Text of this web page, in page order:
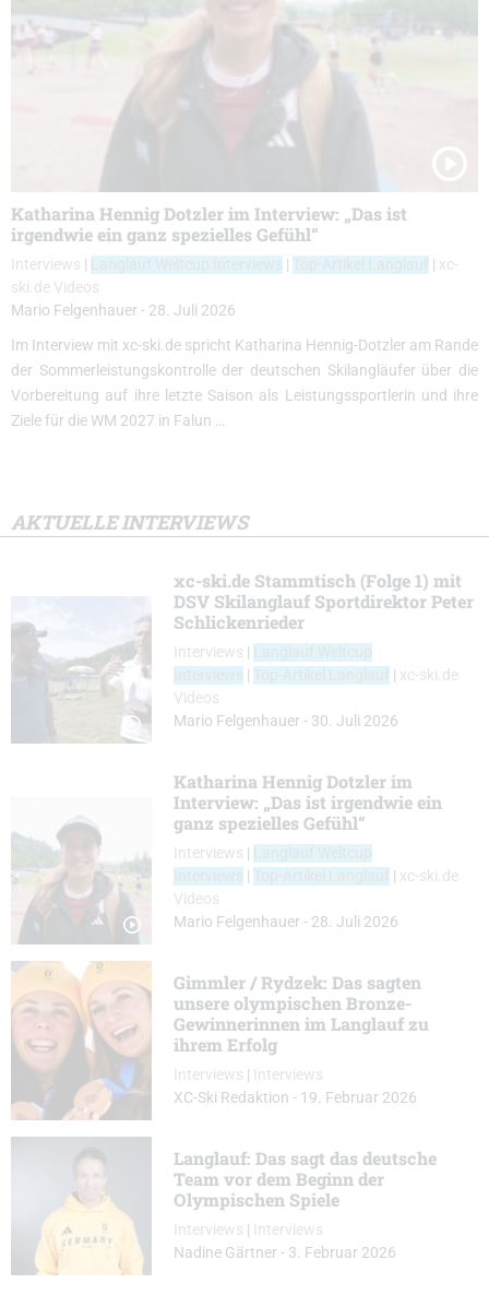
Katharina Hennig Dotzler im Interview: „Das ist
irgendwie ein ganz spezielles Gefühl“
Interviews | | | xc-
ski.de Videos
Mario Felgenhauer - 28. Juli 2026
Im Interview mit xc-ski.de spricht Katharina Hennig-Dotzler am Rande
der Sommerleistungskontrolle der deutschen Skilangläufer über die
Vorbereitung auf ihre letzte Saison als Leistungssportlerin und ihre
Ziele für die WM 2027 in Falun …
AKTUELLE INTERVIEWS
xc-ski.de Stammtisch (Folge 1) mit
DSV Skilanglauf Sportdirektor Peter
Schlickenrieder
Interviews |
| | xc-ski.de
Videos
Mario Felgenhauer - 30. Juli 2026
Katharina Hennig Dotzler im
Interview: „Das ist irgendwie ein
ganz spezielles Gefühl“
Interviews |
| | xc-ski.de
Videos
Mario Felgenhauer - 28. Juli 2026
Gimmler / Rydzek: Das sagten
unsere olympischen Bronze-
Gewinnerinnen im Langlauf zu
ihrem Erfolg
Interviews | Interviews
XC-Ski Redaktion - 19. Februar 2026
Langlauf: Das sagt das deutsche
Team vor dem Beginn der
Olympischen Spiele
Interviews | Interviews
Nadine Gärtner - 3. Februar 2026